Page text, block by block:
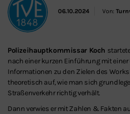
06.10.2024 Von:
Polizeihauptkommissar Koch
nach einer kurzen Einführung mit
Informationen zu den Zielen des
theoretisch auf, wie man sich
Straßenverkehr richtig verhält.
Dann verwies er mit Zahlen & Fakten